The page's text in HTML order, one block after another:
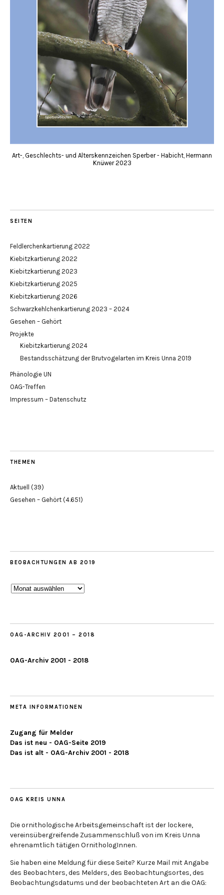
Art-, Geschlechts- und Alterskennzeichen Sperber - Habicht, Hermann
Knüwer 2023
SEITEN
Feldlerchenkartierung 2022
Kiebitzkartierung 2022
Kiebitzkartierung 2023
Kiebitzkartierung 2025
Kiebitzkartierung 2026
Schwarzkehlchenkartierung 2023 – 2024
Gesehen – Gehört
Projekte
Kiebitzkartierung 2024
Bestandsschätzung der Brutvogelarten im Kreis Unna 2019
Phänologie UN
OAG-Treffen
Impressum – Datenschutz
THEMEN
Aktuell (39)
Gesehen – Gehört (4.651)
BEOBACHTUNGEN AB 2019
Beobachtungen
OAG-ARCHIV 2001 – 2018
OAG-Archiv 2001 - 2018
META INFORMATIONEN
Zugang für Melder
Das ist neu - OAG-Seite 2019
Das ist alt - OAG-Archiv 2001 - 2018
OAG KREIS UNNA
Die ornithologische Arbeitsgemeinschaft ist der lockere,
vereinsübergreifende Zusammenschluß von im Kreis Unna
ehrenamtlich tätigen OrnithologInnen.
Sie haben eine Meldung für diese Seite? Kurze Mail mit Angabe
des Beobachters, des Melders, des Beobachtungsortes, des
Beobachtungsdatums und der beobachteten Art an die OAG: